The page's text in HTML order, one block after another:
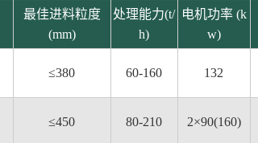
最佳进料粒度
(mm)
处理能力(t/
h)
电机功率 (k
w)
≤380 60-160 132
≤450 80-210 2×90(160)